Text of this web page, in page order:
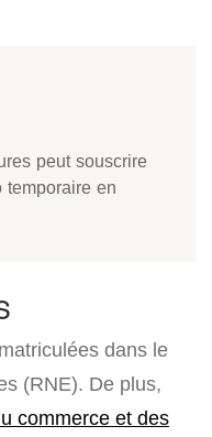
peut souscrire
temporaire en
dans le
(RNE). De plus,
commerce et des